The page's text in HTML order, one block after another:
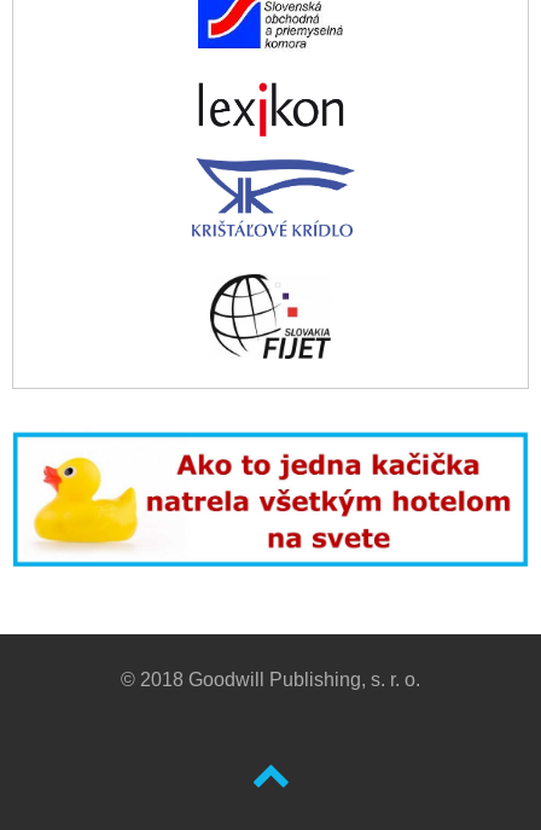
© 2018 Goodwill Publishing, s. r. o.